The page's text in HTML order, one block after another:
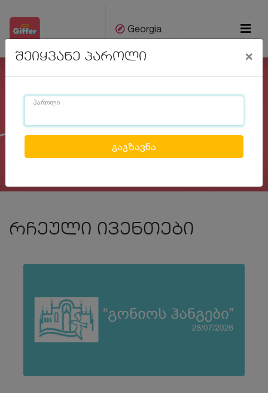
Georgia
Previous
რჩეული ივენთები
შეიყვანე პაროლი ×
პაროლი